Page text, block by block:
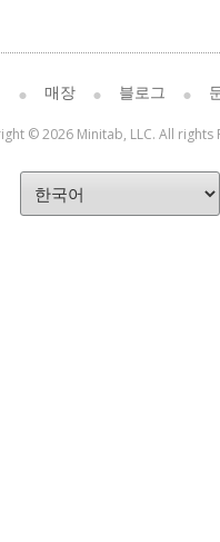
매장 블로그
© 2026 Minitab, LLC. All rights